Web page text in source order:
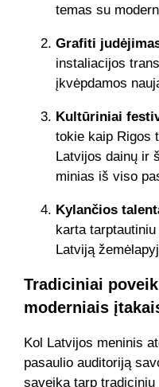
temas su
Grafiti
instaliacijos
įkvėpdamos
Kultūriniai
tokie kaip Rigos
Latvijos dainų ir
minias iš viso
Kylančios
karta
Latviją
Tradiciniai
moderniais
Kol Latvijos meninis
pasaulio auditoriją
sąveika tarp